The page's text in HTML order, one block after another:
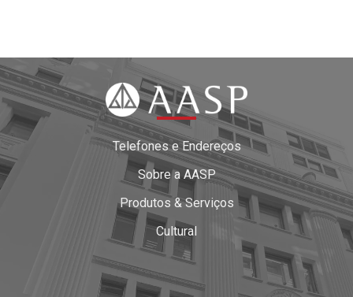
Telefones e Endereços
Sobre a AASP
Produtos & Serviços
Cultural